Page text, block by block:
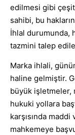
edilmesi gibi
sahibi, bu
İhlal durumunda,
tazmini talep
Marka ihlali,
haline gelmiştir.
büyük işletmeler,
hukuki yollara
karşısında
mahkemeye